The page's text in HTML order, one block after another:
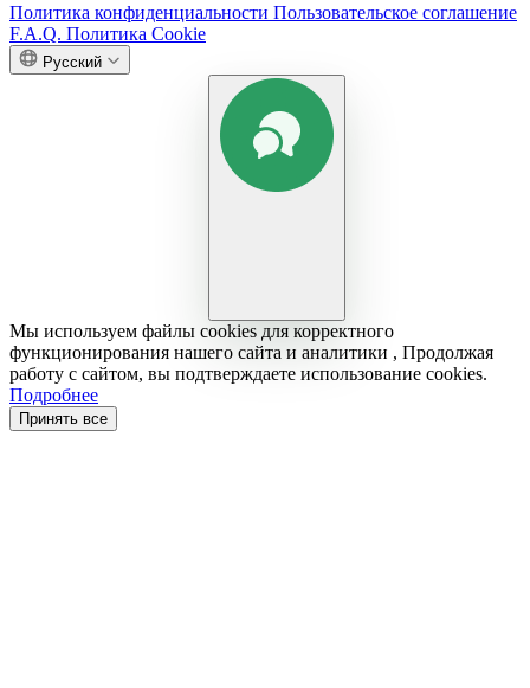
Политика конфиденциальности Пользовательское соглашение
F.A.Q. Политика Cookie
Русский
Мы используем файлы cookies для корректного
функционирования нашего сайта и аналитики , Продолжая
работу с сайтом, вы подтверждаете использование cookies.
Подробнее
Принять все